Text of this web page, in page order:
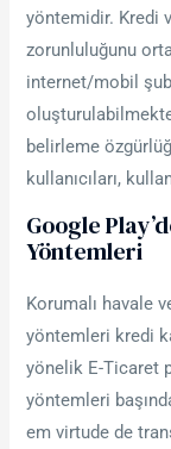
yöntemidir. Kredi
zorunluluğunu
internet/mobil
belirleme
kullanıcıları,
Google
Yöntemleri
Korumalı havale
yöntemleri kredi
yönelik E-Ticaret
yöntemleri
em virtude de